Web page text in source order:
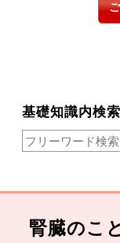
基礎知識内検索
腎臓のこ